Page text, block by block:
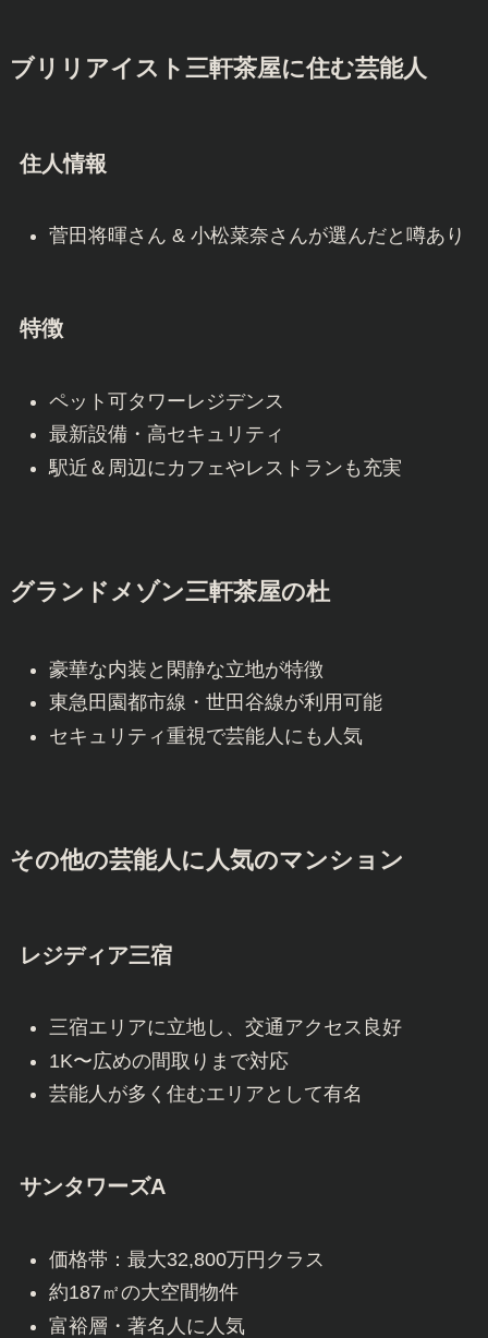
ブリリアイスト三軒茶屋に住む芸能人
住人情報
菅田将暉さん & 小松菜奈さんが選んだと噂あり
特徴
ペット可タワーレジデンス
最新設備・高セキュリティ
駅近＆周辺にカフェやレストランも充実
グランドメゾン三軒茶屋の杜
豪華な内装と閑静な立地が特徴
東急田園都市線・世田谷線が利用可能
セキュリティ重視で芸能人にも人気
その他の芸能人に人気のマンション
レジディア三宿
三宿エリアに立地し、交通アクセス良好
1K〜広めの間取りまで対応
芸能人が多く住むエリアとして有名
サンタワーズA
価格帯：最大32,800万円クラス
約187㎡の大空間物件
富裕層・著名人に人気